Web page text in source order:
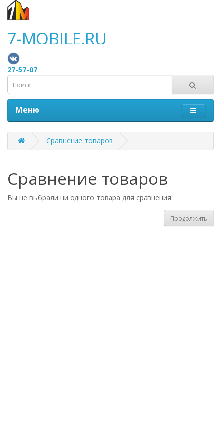
7-MOBILE.RU
27-57-07
Меню
Сравнение товаров
Сравнение товаров
Вы не выбрали ни одного товара для сравнения.
Продолжить